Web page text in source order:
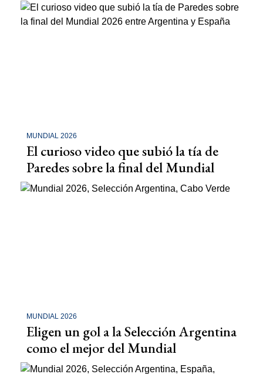
MUNDIAL 2026
El curioso video que subió la tía de
Paredes sobre la final del Mundial
MUNDIAL 2026
Eligen un gol a la Selección Argentina
como el mejor del Mundial